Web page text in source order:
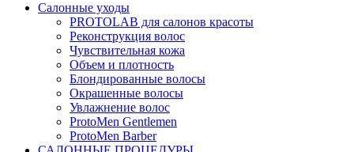
Салонные уходы
PROTOLAB для салонов красоты
Реконструкция волос
Чувствительная кожа
Объем и плотность
Блондированные волосы
Окрашенные волосы
Увлажнение волос
ProtoMen Gentlemen
ProtoMen Barber